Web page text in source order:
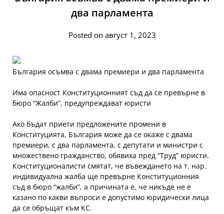
два парламента
Posted on август 1, 2023
България осъмва с двама премиери и два парламента
Има опасност Конституционният съд да се превърне в
бюро “Жалби”, предупреждават юристи
Ако бъдат приети предложените промени в
Конституцията, България може да се окаже с двама
премиери, с два парламента, с депутати и министри с
множествено гражданство, обявиха пред “Труд” юристи.
Конституционалисти смятат, че въвеждането на т. нар.
индивидуална жалба ще превърне Конституционния
съд в бюро “жалби”, а причината е, че никъде не е
казано по какви въпроси е допустимо юридически лица
да се обръщат към КС.